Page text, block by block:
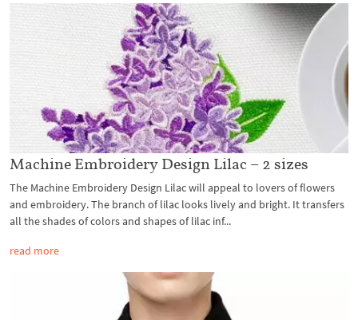
Machine Embroidery Design Lilac – 2 sizes
The Machine Embroidery Design Lilac will appeal to lovers of flowers
and embroidery. The branch of lilac looks lively and bright. It transfers
all the shades of colors and shapes of lilac inf...
read more